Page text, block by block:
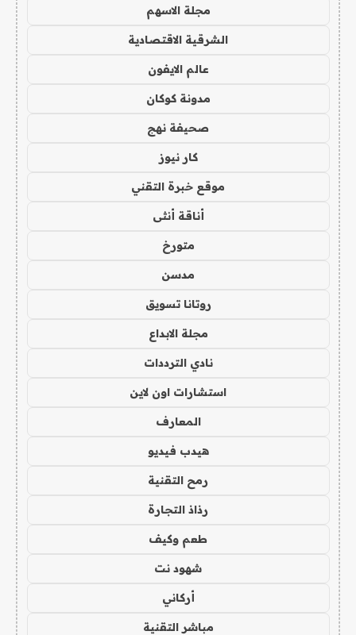
مجلة الاسهم
الشرقية الاقتصادية
عالم الايفون
مدونة كوكان
صحيفة نهج
كار نيوز
موقع خبرة التقني
أناقة أنثى
متورخ
مدسن
روتانا تسويق
مجلة الابداع
نادي الترددات
استشارات اون لاين
المعارف
هيدب فيديو
رمح التقنية
رذاذ التجارة
طعم وكيف
شهود نت
أركاني
مباشر التقنية